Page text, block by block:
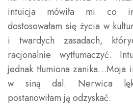
intuicja mówiła mi co
dostosowałam się życia w
i twardych zasadach,
racjonalnie wytłumaczyć.
jednak tłumiona zanika…Moja
w siną dal. Nerwica
postanowiłam ją odzyskać.